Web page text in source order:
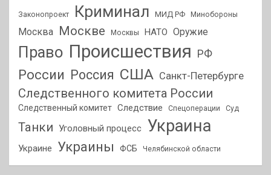
Законопроект Криминал МИД РФ Минобороны
Москва Москве Москвы НАТО Оружие
Право Происшествия РФ
России Россия США Санкт-Петербурге
Следственного комитета России
Следственный комитет Следствие Спецоперации Суд
Танки Уголовный процесс Украина
Украине Украины ФСБ Челябинской области